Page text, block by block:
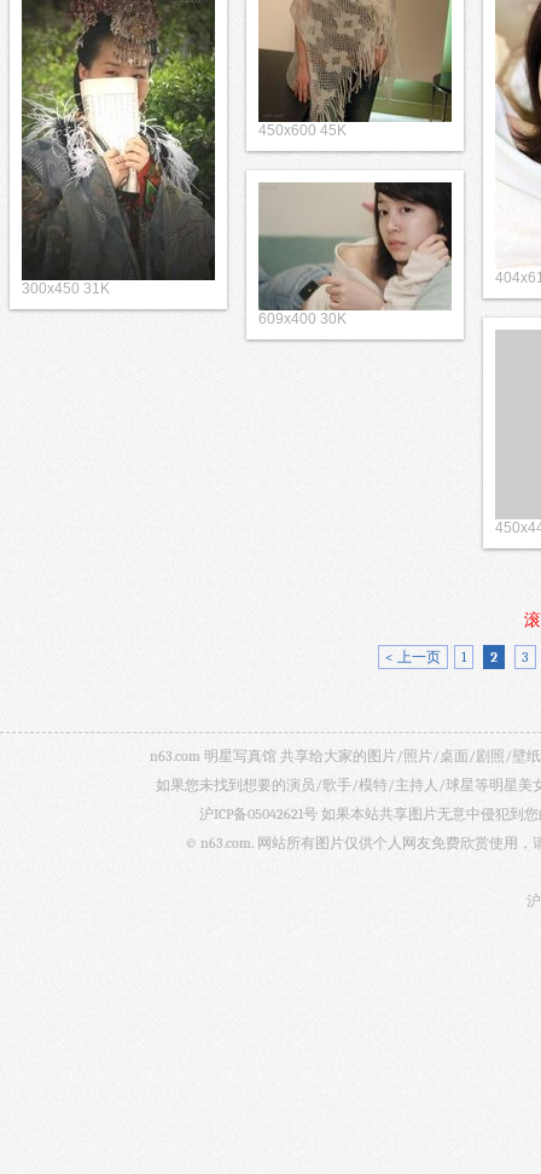
450x600 45K
300x450 31K
609x400 30K
< 上一页 1 2 3
n63.com 明星写真馆 共享给大家的图片/照片/桌面/剧照/壁
如果您未找到想要的演员/歌手/模特/主持人/球星等明星美
沪ICP备05042621号 如果本站共享图片无意中侵犯到
© n63.com. 网站所有图片仅供个人网友免费欣赏使用